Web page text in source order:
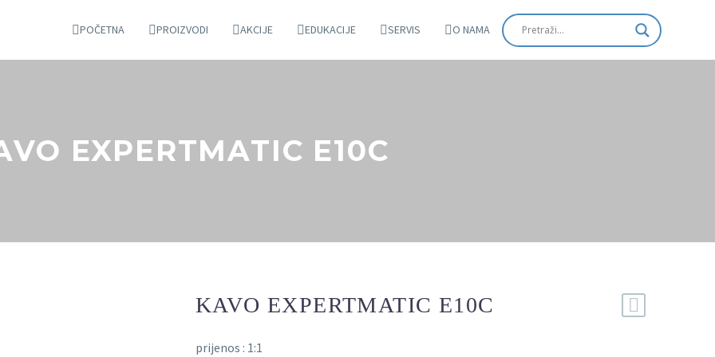
POČETNA PROIZVODI AKCIJE EDUKACIJE SERVIS O NAMA
EXPERTMATIC E10C
KAVO EXPERTMATIC E10C
prijenos : 1:1